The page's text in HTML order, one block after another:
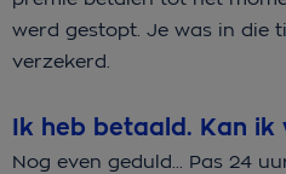
werd gestopt. Je was in die
verzekerd.
Ik heb betaald. Kan ik
Nog even geduld... Pas 24